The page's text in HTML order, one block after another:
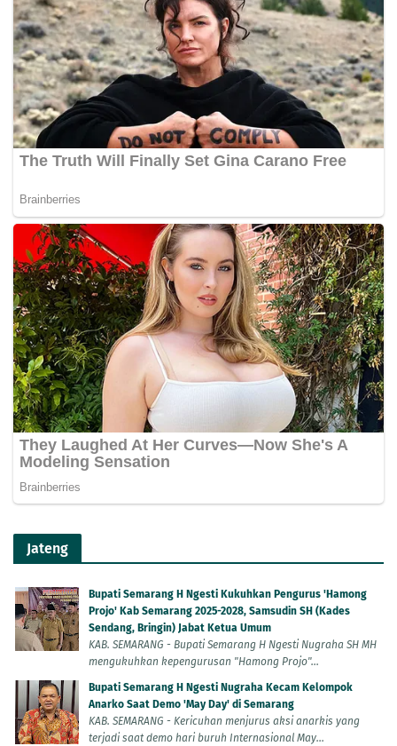
Jateng
Bupati Semarang H Ngesti Kukuhkan Pengurus 'Hamong
Projo' Kab Semarang 2025-2028, Samsudin SH (Kades
Sendang, Bringin) Jabat Ketua Umum
KAB. SEMARANG - Bupati Semarang H Ngesti Nugraha SH MH
mengukuhkan kepengurusan "Hamong Projo"...
Bupati Semarang H Ngesti Nugraha Kecam Kelompok
Anarko Saat Demo 'May Day' di Semarang
KAB. SEMARANG - Kericuhan menjurus aksi anarkis yang
terjadi saat demo hari buruh Internasional May...